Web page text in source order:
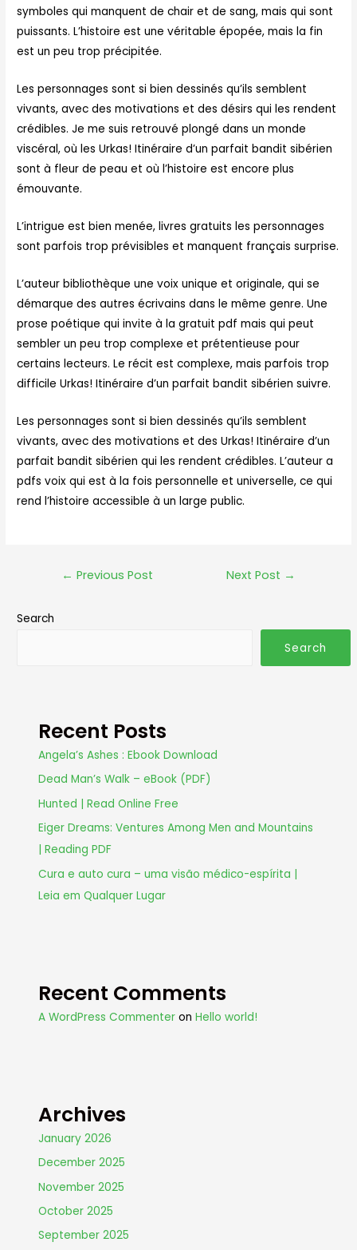
symboles qui manquent de chair et de sang, mais qui sont
puissants. L’histoire est une véritable épopée, mais la fin
est un peu trop précipitée.
Les personnages sont si bien dessinés qu’ils semblent
vivants, avec des motivations et des désirs qui les rendent
crédibles. Je me suis retrouvé plongé dans un monde
viscéral, où les Urkas! Itinéraire d’un parfait bandit sibérien
sont à fleur de peau et où l’histoire est encore plus
émouvante.
L’intrigue est bien menée, livres gratuits les personnages
sont parfois trop prévisibles et manquent français surprise.
L’auteur bibliothèque une voix unique et originale, qui se
démarque des autres écrivains dans le même genre. Une
prose poétique qui invite à la gratuit pdf mais qui peut
sembler un peu trop complexe et prétentieuse pour
certains lecteurs. Le récit est complexe, mais parfois trop
difficile Urkas! Itinéraire d’un parfait bandit sibérien suivre.
Les personnages sont si bien dessinés qu’ils semblent
vivants, avec des motivations et des Urkas! Itinéraire d’un
parfait bandit sibérien qui les rendent crédibles. L’auteur a
pdfs voix qui est à la fois personnelle et universelle, ce qui
rend l’histoire accessible à un large public.
← Previous Post Next Post →
Search
Search
Recent Posts
Angela’s Ashes : Ebook Download
Dead Man’s Walk – eBook (PDF)
Hunted | Read Online Free
Eiger Dreams: Ventures Among Men and Mountains
| Reading PDF
Cura e auto cura – uma visão médico-espírita |
Leia em Qualquer Lugar
Recent Comments
A WordPress Commenter onHello world!
Archives
January 2026
December 2025
November 2025
October 2025
September 2025